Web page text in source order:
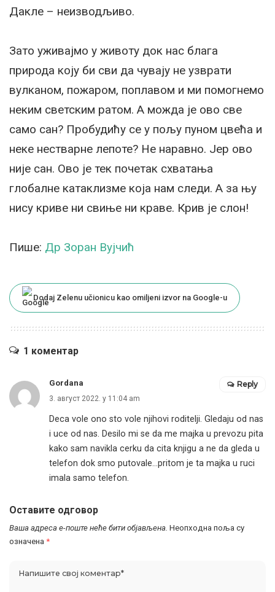
Дакле – неизводљиво.
Зато уживајмо у животу док нас блага
природа коју би сви да чувају не узврати
вулканом, пожаром, поплавом и ми помогнемо
неким светским ратом. А можда је ово све
само сан? Пробудићу се у пољу пуном цвећа и
неке нестварне лепоте? Не наравно. Јер ово
није сан. Ово је тек почетак схватања
глобалне катаклизме која нам следи. А за њу
нису криве ни свиње ни краве. Крив је слон!
Пише: Др Зоран Вујчић
Dodaj Zelenu učionicu kao omiljeni izvor na Google-u
1 коментар
Gordana
3. август 2022. у 11:04 am
Deca vole ono sto vole njihovi roditelji. Gledaju od nas
i uce od nas. Desilo mi se da me majka u prevozu pita
kako sam navikla cerku da cita knjigu a ne da gleda u
telefon dok smo putovale…pritom je ta majka u ruci
imala samo telefon.
Reply
Оставите одговор
Ваша адреса е-поште неће бити објављена. Неопходна поља су
означена *